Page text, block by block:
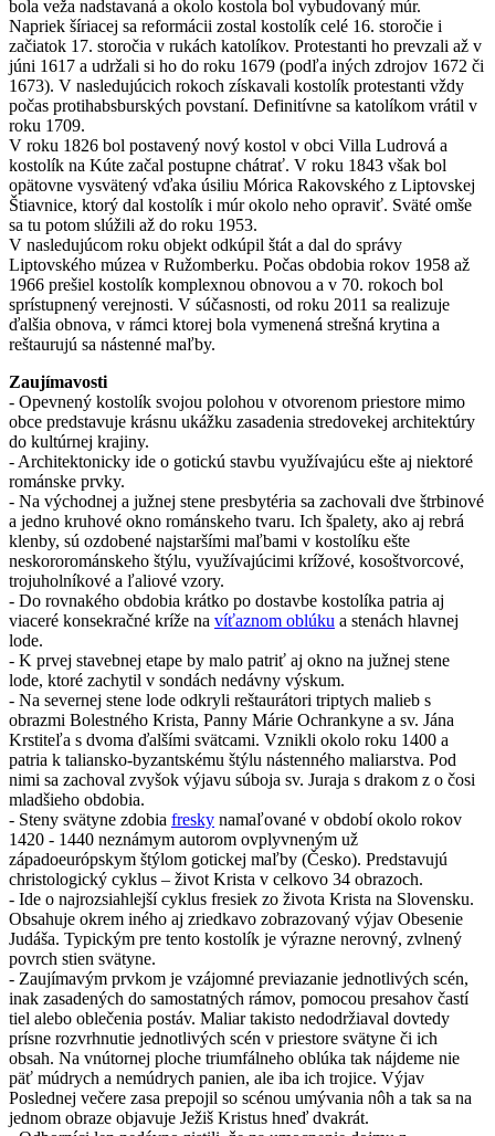
bola veža nadstavaná a okolo kostola bol vybudovaný múr.
Napriek šíriacej sa reformácii zostal kostolík celé 16. storočie i
začiatok 17. storočia v rukách katolíkov. Protestanti ho prevzali až v
júni 1617 a udržali si ho do roku 1679 (podľa iných zdrojov 1672 či
1673). V nasledujúcich rokoch získavali kostolík protestanti vždy
počas protihabsburských povstaní. Definitívne sa katolíkom vrátil v
roku 1709.
V roku 1826 bol postavený nový kostol v obci Villa Ludrová a
kostolík na Kúte začal postupne chátrať. V roku 1843 však bol
opätovne vysvätený vďaka úsiliu Mórica Rakovského z Liptovskej
Štiavnice, ktorý dal kostolík i múr okolo neho opraviť. Sväté omše
sa tu potom slúžili až do roku 1953.
V nasledujúcom roku objekt odkúpil štát a dal do správy
Liptovského múzea v Ružomberku. Počas obdobia rokov 1958 až
1966 prešiel kostolík komplexnou obnovou a v 70. rokoch bol
sprístupnený verejnosti. V súčasnosti, od roku 2011 sa realizuje
ďalšia obnova, v rámci ktorej bola vymenená strešná krytina a
reštaurujú sa nástenné maľby.
Zaujímavosti
- Opevnený kostolík svojou polohou v otvorenom priestore mimo
obce predstavuje krásnu ukážku zasadenia stredovekej architektúry
do kultúrnej krajiny.
- Architektonicky ide o gotickú stavbu využívajúcu ešte aj niektoré
románske prvky.
- Na východnej a južnej stene presbytéria sa zachovali dve štrbinové
a jedno kruhové okno románskeho tvaru. Ich špalety, ako aj rebrá
klenby, sú ozdobené najstaršími maľbami v kostolíku ešte
neskororománskeho štýlu, využívajúcimi krížové, kosoštvorcové,
trojuholníkové a ľaliové vzory.
- Do rovnakého obdobia krátko po dostavbe kostolíka patria aj
viaceré konsekračné kríže na víťaznom oblúku a stenách hlavnej
lode.
- K prvej stavebnej etape by malo patriť aj okno na južnej stene
lode, ktoré zachytil v sondách nedávny výskum.
- Na severnej stene lode odkryli reštaurátori triptych malieb s
obrazmi Bolestného Krista, Panny Márie Ochrankyne a sv. Jána
Krstiteľa s dvoma ďalšími svätcami. Vznikli okolo roku 1400 a
patria k taliansko-byzantskému štýlu nástenného maliarstva. Pod
nimi sa zachoval zvyšok výjavu súboja sv. Juraja s drakom z o čosi
mladšieho obdobia.
- Steny svätyne zdobia fresky namaľované v období okolo rokov
1420 - 1440 neznámym autorom ovplyvneným už
západoeurópskym štýlom gotickej maľby (Česko). Predstavujú
christologický cyklus – život Krista v celkovo 34 obrazoch.
- Ide o najrozsiahlejší cyklus fresiek zo života Krista na Slovensku.
Obsahuje okrem iného aj zriedkavo zobrazovaný výjav Obesenie
Judáša. Typickým pre tento kostolík je výrazne nerovný, zvlnený
povrch stien svätyne.
- Zaujímavým prvkom je vzájomné previazanie jednotlivých scén,
inak zasadených do samostatných rámov, pomocou presahov častí
tiel alebo oblečenia postáv. Maliar takisto nedodržiaval dovtedy
prísne rozvrhnutie jednotlivých scén v priestore svätyne či ich
obsah. Na vnútornej ploche triumfálneho oblúka tak nájdeme nie
päť múdrych a nemúdrych panien, ale iba ich trojice. Výjav
Poslednej večere zasa prepojil so scénou umývania nôh a tak sa na
jednom obraze objavuje Ježiš Kristus hneď dvakrát.